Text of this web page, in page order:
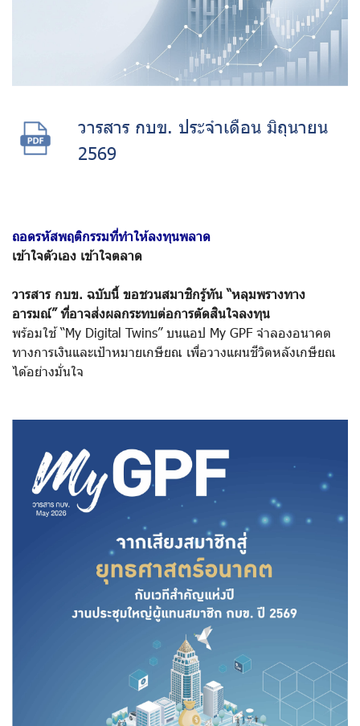
วารสาร กบข. ประจำเดือน มิถุนายน
2569
ถอดรหัสพฤติกรรมที่ทำให้ลงทุนพลาด
เข้าใจตัวเอง เข้าใจตลาด
วารสาร กบข. ฉบับนี้ ขอชวนสมาชิกรู้ทัน “หลุมพรางทาง
อารมณ์” ที่อาจส่งผลกระทบต่อการตัดสินใจลงทุน
พร้อมใช้ “My Digital Twins” บนแอป My GPF จำลองอนาคต
ทางการเงินและเป้าหมายเกษียณ เพื่อวางแผนชีวิตหลังเกษียณ
ได้อย่างมั่นใจ